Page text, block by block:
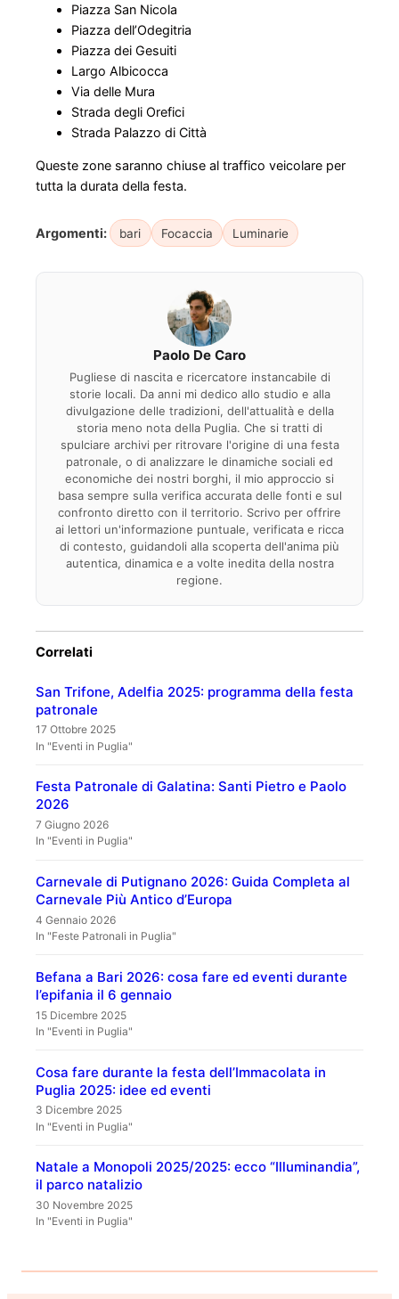
Piazza San Nicola
Piazza dell’Odegitria
Piazza dei Gesuiti
Largo Albicocca
Via delle Mura
Strada degli Orefici
Strada Palazzo di Città​
Queste zone saranno chiuse al traffico veicolare per
tutta la durata della festa.​
Argomenti: bari Focaccia Luminarie
Paolo De Caro
Pugliese di nascita e ricercatore instancabile di
storie locali. Da anni mi dedico allo studio e alla
divulgazione delle tradizioni, dell'attualità e della
storia meno nota della Puglia. Che si tratti di
spulciare archivi per ritrovare l'origine di una festa
patronale, o di analizzare le dinamiche sociali ed
economiche dei nostri borghi, il mio approccio si
basa sempre sulla verifica accurata delle fonti e sul
confronto diretto con il territorio. Scrivo per offrire
ai lettori un'informazione puntuale, verificata e ricca
di contesto, guidandoli alla scoperta dell'anima più
autentica, dinamica e a volte inedita della nostra
regione.
Correlati
San Trifone, Adelfia 2025: programma della festa
patronale
17 Ottobre 2025
In "Eventi in Puglia"
Festa Patronale di Galatina: Santi Pietro e Paolo
2026
7 Giugno 2026
In "Eventi in Puglia"
Carnevale di Putignano 2026: Guida Completa al
Carnevale Più Antico d’Europa
4 Gennaio 2026
In "Feste Patronali in Puglia"
Befana a Bari 2026: cosa fare ed eventi durante
l’epifania il 6 gennaio
15 Dicembre 2025
In "Eventi in Puglia"
Cosa fare durante la festa dell’Immacolata in
Puglia 2025: idee ed eventi
3 Dicembre 2025
In "Eventi in Puglia"
Natale a Monopoli 2025/2025: ecco “Illuminandia”,
il parco natalizio
30 Novembre 2025
In "Eventi in Puglia"